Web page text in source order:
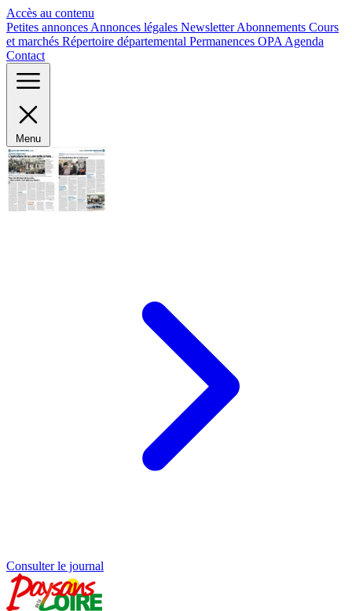
Accès au contenu
Petites annonces Annonces légales NewsletterAbonnements Cours
et marchés Répertoire départemental Permanences OPA Agenda
Contact
Menu
Consulter le journal
Panneau de gestion des cookies